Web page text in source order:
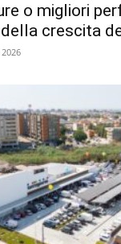
o migliori
crescita